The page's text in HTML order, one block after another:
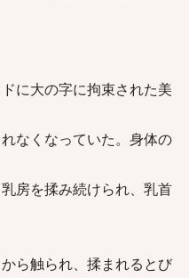
に大の字に拘束された美
なくなっていた。身体の
房を揉み続けられ、乳首
ら触られ、揉まれるとび